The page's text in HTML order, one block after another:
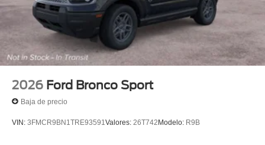
2026 Ford Bronco Sport
Baja de precio
VIN: 3FMCR9BN1TRE93591 Valores: 26T742Modelo: R9B